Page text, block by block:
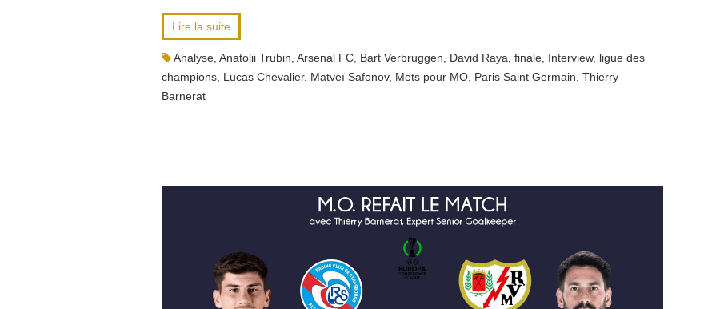
Lire la suite
Analyse Anatolii Trubin Arsenal FC Bart Verbruggen David Raya finale Interview, ligue des
champions Lucas Chevalier, Matveï Safonov, Mots pour MO Paris Saint Germain Thierry
Barnerat